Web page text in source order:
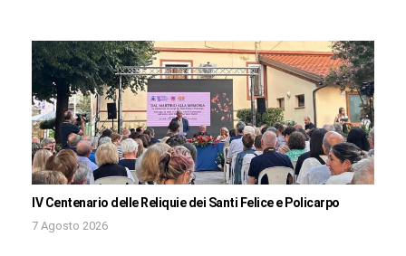
IV Centenario delle Reliquie dei Santi Felice e Policarpo
7 Agosto 2026